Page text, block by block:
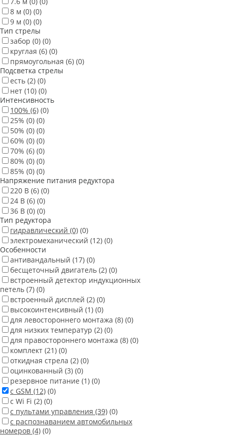
8 м (0) (0)
9 м (0) (0)
Тип стрелы
забор (0) (0)
круглая (6) (0)
прямоугольная (6) (0)
Подсветка стрелы
есть (2) (0)
нет (10) (0)
Интенсивность
100% (6) (0)
25% (0) (0)
50% (0) (0)
60% (0) (0)
70% (6) (0)
80% (0) (0)
85% (0) (0)
Напряжение питания редуктора
220 В (6) (0)
24 В (6) (0)
36 В (0) (0)
Тип редуктора
гидравлический (0) (0)
электромеханический (12) (0)
Особенности
антивандальный (17) (0)
бесщеточный двигатель (2) (0)
встроенный детектор индукционных
петель (7) (0)
встроенный дисплей (2) (0)
высокоинтенсивный (1) (0)
для левостороннего монтажа (8) (0)
для низких температур (2) (0)
для правостороннего монтажа (8) (0)
комплект (21) (0)
откидная стрела (2) (0)
оцинкованный (3) (0)
резервное питание (1) (0)
с GSM (12) (0)
с Wi Fi (2) (0)
с пультами управления (39) (0)
с распознаванием автомобильных
номеров (4) (0)